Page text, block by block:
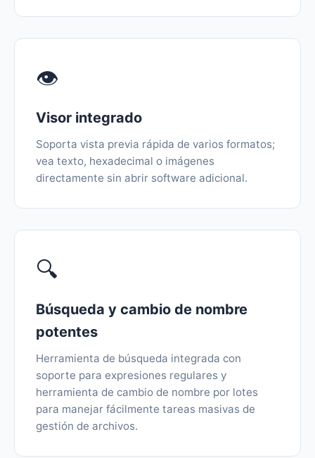
👁️
Visor integrado
Soporta vista previa rápida de varios formatos;
vea texto, hexadecimal o imágenes
directamente sin abrir software adicional.
🔍
Búsqueda y cambio de nombre
potentes
Herramienta de búsqueda integrada con
soporte para expresiones regulares y
herramienta de cambio de nombre por lotes
para manejar fácilmente tareas masivas de
gestión de archivos.